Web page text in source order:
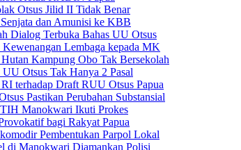
Otsus Jilid II Tidak Benar
dan Amunisi ke KBB
Dialog Terbuka Bahas UU Otsus
Lembaga kepada MK
Kampung Obo Tak Bersekolah
Otsus Tak Hanya 2 Pasal
terhadap Draft RUU Otsus Papua
Pastikan Perubahan Substansial
Manokwari Ikuti Prokes
bagi Rakyat Papua
Pembentukan Parpol Lokal
di Manokwari Diamankan Polisi